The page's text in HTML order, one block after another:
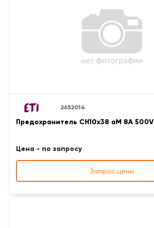
2652014
Предохранитель CH10x38 aM 8A 500V
Цена - по запросу
Запрос цены